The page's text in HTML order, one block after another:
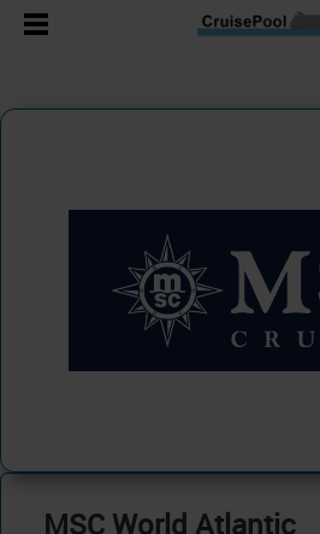
MSC World Atlantic